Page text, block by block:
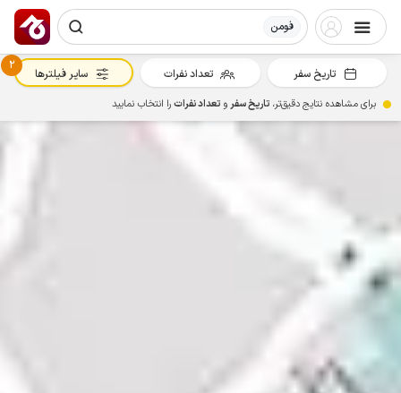
فومن
تاریخ سفر تعداد نفرات
2
سایر فیلترها
برای مشاهده نتایج دقیق‌تر، تاریخ سفرو تعداد نفراترا انتخاب نمایید